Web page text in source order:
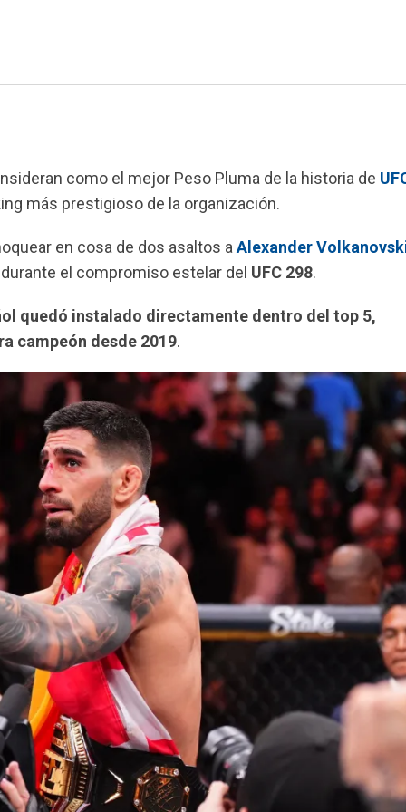
como el mejor Peso Pluma de la historia de
más prestigioso de la organización.
en cosa de dos asaltos a Alexander
el compromiso estelar del UFC 298.
quedó instalado directamente dentro del top 5,
campeón desde 2019.